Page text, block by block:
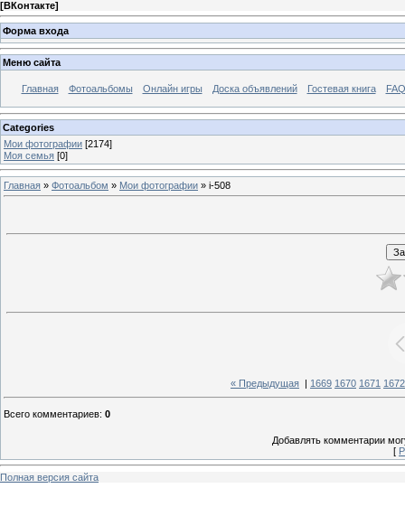
[ВКонтакте]
Форма входа
Меню сайта
Главная Фотоальбомы Онлайн игры Доска объявлений Гостевая книга
Categories
Мои фотографии [2174]
Моя семья [0]
Главная » Фотоальбом » Мои фотографии » i-508
« Предыдущая 1669 1670 1671 1672
Всего комментариев: 0
Добавлять комментарии
[
Полная версия сайта